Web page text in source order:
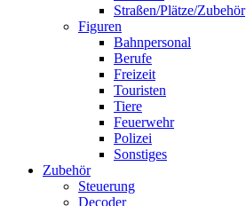
Straßen/Plätze/Zubehör
Figuren
Bahnpersonal
Berufe
Freizeit
Touristen
Tiere
Feuerwehr
Polizei
Sonstiges
Zubehör
Steuerung
Decoder